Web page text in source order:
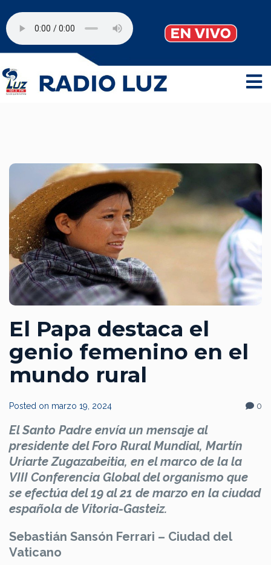
El Papa destaca el
genio femenino en el
mundo rural
Posted on marzo 19, 2024 0
El Santo Padre envía un mensaje al
presidente del Foro Rural Mundial, Martín
Uriarte Zugazabeitia, en el marco de la la
VIII Conferencia Global del organismo que
se efectúa del 19 al 21 de marzo en la ciudad
española de Vitoria-Gasteiz.
Sebastián Sansón Ferrari – Ciudad del
Vaticano